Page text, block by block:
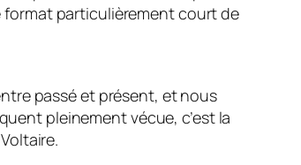
format particulièrement court de
passé et présent, et nous
pleinement vécue, c’est la